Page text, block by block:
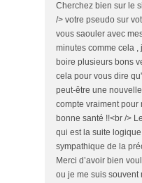
Cherchez bien sur le
/> votre pseudo sur
vous saouler avec
minutes comme cela ,
boire plusieurs bons
cela pour vous dire
peut-être une
compte vraiment
bonne santé !!<br />
qui est la suite
sympathique de la
Merci d’avoir bien
ou je me suis